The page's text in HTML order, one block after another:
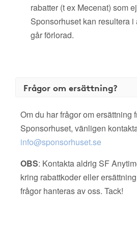
rabatter (t ex Mecenat) som
Sponsorhuset kan resultera
går förlorad.
Frågor om ersättning?
Om du har frågor om ersättning
Sponsorhuset, vänligen
info@sponsorhuset.se
OBS: Kontakta aldrig SF
kring rabattkoder eller
frågor hanteras av oss. Tack!